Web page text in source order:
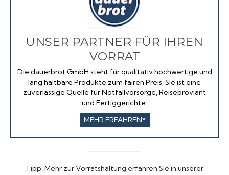
UNSER PARTNER FÜR IHREN
VORRAT
Die dauerbrot GmbH steht für qualitativ hochwertige und
lang haltbare Produkte zum fairen Preis. Sie ist eine
zuverlässige Quelle für Notfallvorsorge, Reiseproviant
und Fertiggerichte.
MEHR ERFAHREN*
Tipp: Mehr zur Vorratshaltung erfahren Sie in unserer